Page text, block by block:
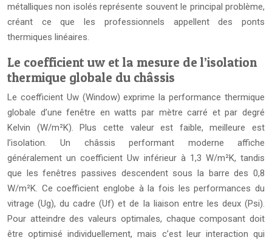
métalliques non isolés représente souvent le principal problème,
créant ce que les professionnels appellent des ponts
thermiques linéaires.
Le coefficient uw et la mesure de l’isolation
thermique globale du châssis
Le coefficient Uw (Window) exprime la performance thermique
globale d’une fenêtre en watts par mètre carré et par degré
Kelvin (W/m²K). Plus cette valeur est faible, meilleure est
l’isolation. Un châssis performant moderne affiche
généralement un coefficient Uw inférieur à 1,3 W/m²K, tandis
que les fenêtres passives descendent sous la barre des 0,8
W/m²K. Ce coefficient englobe à la fois les performances du
vitrage (Ug), du cadre (Uf) et de la liaison entre les deux (Psi).
Pour atteindre des valeurs optimales, chaque composant doit
être optimisé individuellement, mais c’est leur interaction qui